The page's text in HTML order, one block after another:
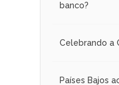
banco?
Celebrando a
Países Bajos